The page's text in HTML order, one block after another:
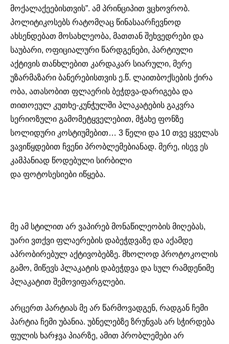
მოქალაქეებისთვის”. ამ პრინციპით ვცხოვრობ.
პოლიტიკოსებს რატომღაც წინასაარჩევნოდ
ახსენდებათ მოსახლეობა, მათთან შეხვედრები და
საუბარი, ოფიციალური წარდგენები, პარტიული
აქტივის თანხლებით კარდაკარ სიარული, მერე
უზარმაზარი ბანერებისთვის ე.წ. ლაითბოქსების ქირა
ობა, ათასობით ფლაერის ბეჭდვა-დარიგება და
თითოეულ კუთხე-კუნჭულში პლაკატების გაკვრა
სერიოზული გამომეტყველებით, მჭახე ფონზე
სოლიდური კოსტიუმებით… 3 წელი და 10 თვე ყველას
ვავიწყდებით ჩვენი პრობლემებიანად. მერე, ისევ ეს
კამპანიად წოდებული სირბილი
და ფოტოსესიები იწყება.
მე ამ სტილით არ ვაპირებ მონაწილეობის მიღებას,
უარი ვთქვი ფლაერების დაბეჭდვაზე და აქამდე
აპრობირებულ აქტივობებზე. მხოლოდ პროტოკოლის
გამო, მიწევს პლაკატის დაბეჭდვა და სულ რამდენიმე
პლაკატით შემოვიფარგლები.
არცერთ პარტიას მე არ წარმოვადგენ, რადგან ჩემი
პარტია ჩემი უბანია. უბნელებზე ზრუნვას არ სჭირდება
ფულის ხარჯვა პიარზე, ამით პრობლემები არ